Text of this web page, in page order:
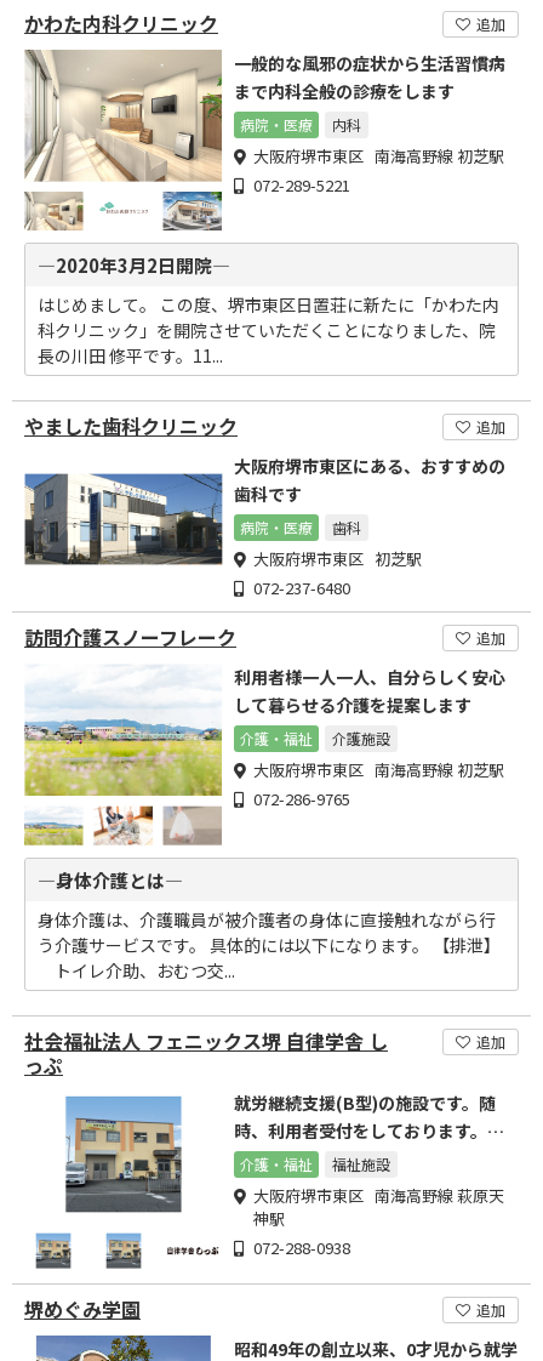
かわた内科クリニック 追加
一般的な風邪の症状から生活習慣病
まで内科全般の診療をします
病院・医療 内科
大阪府堺市東区 南海高野線 初芝駅
072-289-5221
―2020年3月2日開院―
はじめまして。 この度、堺市東区日置荘に新たに「かわた内
科クリニック」を開院させていただくことになりました、院
長の川田 修平です。11...
やました歯科クリニック 追加
大阪府堺市東区にある、おすすめの
歯科です
病院・医療 歯科
大阪府堺市東区 初芝駅
072-237-6480
訪問介護スノーフレーク 追加
利用者様一人一人、自分らしく安心
して暮らせる介護を提案します
介護・福祉 介護施設
大阪府堺市東区 南海高野線 初芝駅
072-286-9765
―身体介護とは―
身体介護は、介護職員が被介護者の身体に直接触れながら行
う介護サービスです。 具体的には以下になります。 【排泄】
トイレ介助、おむつ交...
社会福祉法人 フェニックス堺 自律学舎 し
っぷ
追加
就労継続支援(B型)の施設です。随
時、利用者受付をしております。お
気軽にお問合せください。
介護・福祉 福祉施設
大阪府堺市東区 南海高野線 萩原天
神駅
072-288-0938
堺めぐみ学園 追加
昭和49年の創立以来、0才児から就学